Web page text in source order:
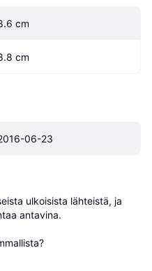
cm
cm
06-23
ulkoisista lähteistä, ja
antavina.